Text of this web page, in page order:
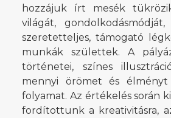
hozzájuk írt mesék
világát,
szeretetteljes, támogató
munkák születtek. A
történetei, színes
mennyi örömet és
folyamat. Az értékelés során
fordítottunk a kreativitásra,